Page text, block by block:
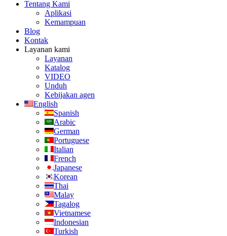
Tentang Kami
Aplikasi
Kemampuan
Blog
Kontak
Layanan kami
Layanan
Katalog
VIDEO
Unduh
Kebijakan agen
English
Spanish
Arabic
German
Portuguese
Italian
French
Japanese
Korean
Thai
Malay
Tagalog
Vietnamese
Indonesian
Turkish